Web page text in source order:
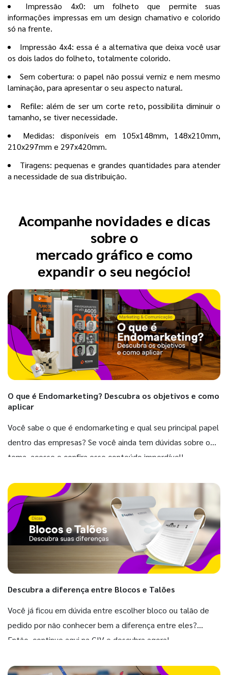
Impressão 4x0: um folheto que permite suas
informações impressas em um design chamativo e colorido
só na frente.
Impressão 4x4: essa é a alternativa que deixa você usar
os dois lados do folheto, totalmente colorido.
Sem cobertura: o papel não possui verniz e nem mesmo
laminação, para apresentar o seu aspecto natural.
Refile: além de ser um corte reto, possibilita diminuir o
tamanho, se tiver necessidade.
Medidas: disponíveis em 105x148mm, 148x210mm,
210x297mm e 297x420mm.
Tiragens: pequenas e grandes quantidades para atender
a necessidade de sua distribuição.
Acompanhe novidades e dicas
sobre o
mercado gráfico e como
expandir o seu negócio!
O que é Endomarketing? Descubra os objetivos e como
aplicar
Você sabe o que é endomarketing e qual seu principal papel
dentro das empresas? Se você ainda tem dúvidas sobre o
tema, acesse e confira esse conteúdo imperdível!
Descubra a diferença entre Blocos e Talões
Você já ficou em dúvida entre escolher bloco ou talão de
pedido por não conhecer bem a diferença entre eles?
Então, continue aqui na GIV e descubra agora!